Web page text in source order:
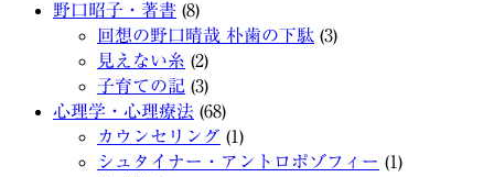
野口昭子・著書 (8)
回想の野口晴哉 朴歯の下駄 (3)
見えない糸 (2)
子育ての記 (3)
心理学・心理療法 (68)
カウンセリング (1)
シュタイナー・アントロポゾフィー (1)